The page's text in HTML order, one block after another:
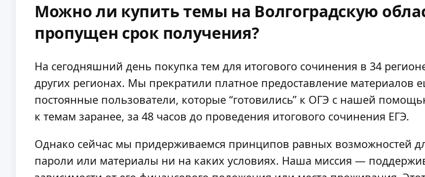
Можно ли купить темы на Волгоградскую
пропущен срок получения?
На сегодняшний день покупка тем для итогового сочинения в 34
других регионах. Мы прекратили платное предоставление материалов
постоянные пользователи, которые “готовились” к ОГЭ с нашей
к темам заранее, за 48 часов до проведения итогового сочинения ЕГЭ.
Однако сейчас мы придерживаемся принципов равных возможностей
пароли или материалы ни на каких условиях. Наша миссия —